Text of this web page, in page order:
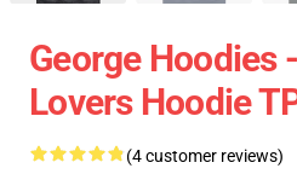
George Hoodies
Lovers Hoodie
(4 customer reviews)